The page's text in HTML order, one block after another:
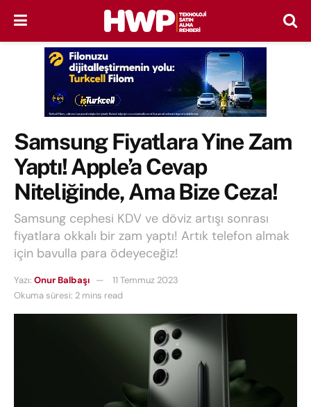
Samsung Fiyatlara Yine Zam
Yaptı! Apple’a Cevap
Niteliğinde, Ama Bize Ceza!
Samsung cephesi KDV ve döviz artışı sonrası
fiyatlara okkalı bir zam yaptı! Artık telefon almak
için bavulla para ödeyeceğiz!
Yazı: Onur Balbaşı
11 Temmuz 2023
Okuma süresi: 2 mins read